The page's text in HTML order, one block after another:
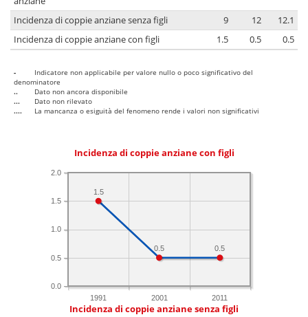
Incidenza di coppie anziane senza figli 9 12
12.1
Incidenza di coppie anziane con figli
1.5 0.5 0.5
-
Indicatore non applicabile per valore nullo o poco significativo del
denominatore
..
Dato non ancora disponibile
...
Dato non rilevato
....
La mancanza o esiguità del fenomeno rende i valori non significativi
Incidenza di coppie anziane con figli
1991 2001 2011
0.0
0.5
1.0
1.5
2.0
0.5
0.5
1.5
Incidenza di coppie anziane senza figli